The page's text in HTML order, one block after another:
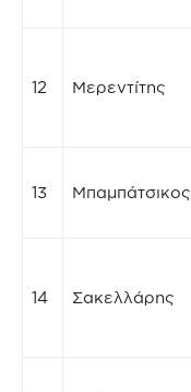
12 Μερεντίτης
13 Μπαμπάτσικος
14 Σακελλάρης